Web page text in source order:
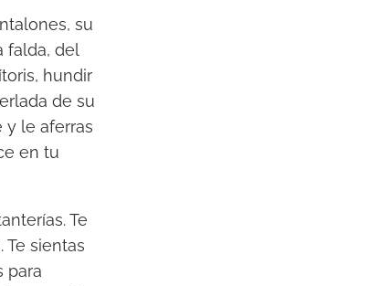
su
falda, del
hundir
de su
y le aferras
en tu
Te
Te sientas
para